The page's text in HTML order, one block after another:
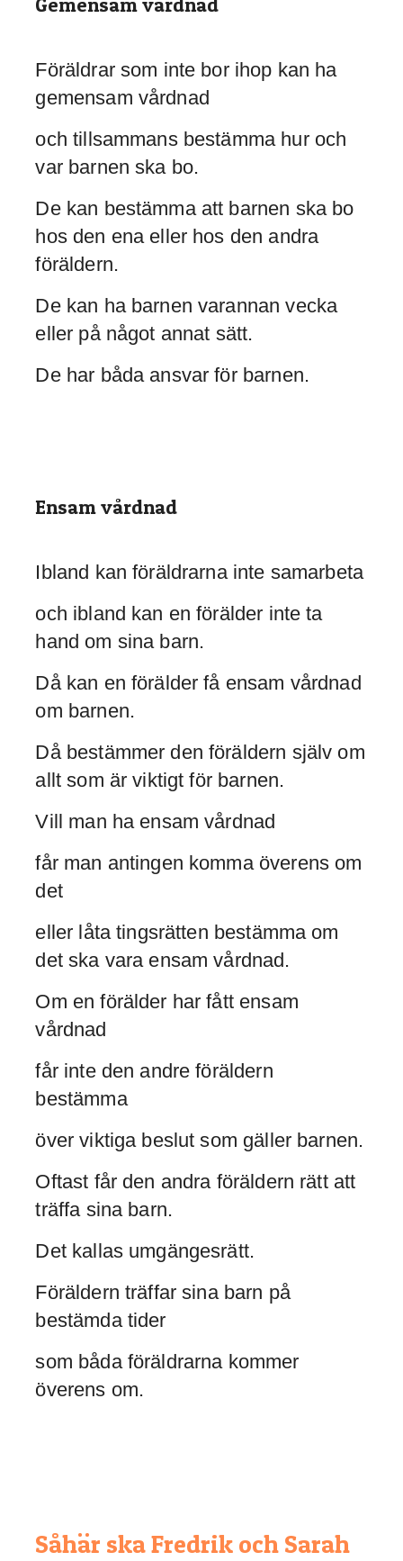
Gemensam vårdnad
Föräldrar som inte bor ihop kan ha
gemensam vårdnad
och tillsammans bestämma hur och
var barnen ska bo.
De kan bestämma att barnen ska bo
hos den ena eller hos den andra
föräldern.
De kan ha barnen varannan vecka
eller på något annat sätt.
De har båda ansvar för barnen.
Ensam vårdnad
Ibland kan föräldrarna inte samarbeta
och ibland kan en förälder inte ta
hand om sina barn.
Då kan en förälder få ensam vårdnad
om barnen.
Då bestämmer den föräldern själv om
allt som är viktigt för barnen.
Vill man ha ensam vårdnad
får man antingen komma överens om
det
eller låta tingsrätten bestämma om
det ska vara ensam vårdnad.
Om en förälder har fått ensam
vårdnad
får inte den andre föräldern
bestämma
över viktiga beslut som gäller barnen.
Oftast får den andra föräldern rätt att
träffa sina barn.
Det kallas umgängesrätt.
Föräldern träffar sina barn på
bestämda tider
som båda föräldrarna kommer
överens om.
Såhär ska Fredrik och Sarah